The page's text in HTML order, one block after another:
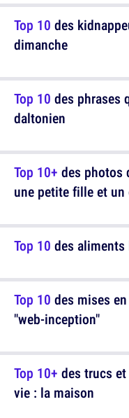
Top 10 des
dimanche
Top 10+ des photos
une petite fille et un
Top 10 des mises
"web-inception"
Top 10 des phrases
daltonien
Top 10 des aliments
Top 10+ des trucs
vie : la maison